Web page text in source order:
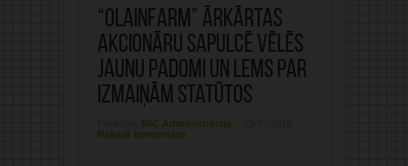
“Olainfarm” ārkārtas
akcionāru sapulcē vēlēs
jaunu padomi un lems par
izmaiņām statūtos
MIC Administrācija
Rakstīt komentāru